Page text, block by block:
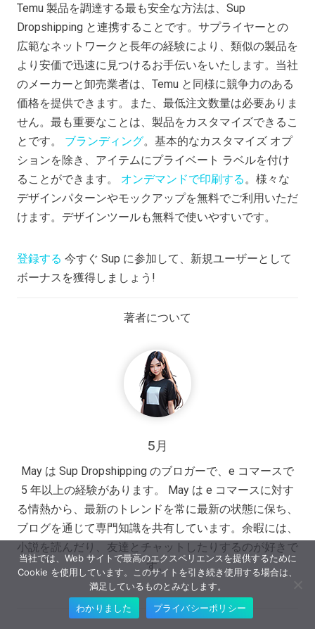
Temu 製品を調達する最も安全な方法は、Sup
Dropshipping と連携することです。サプライヤーとの
広範なネットワークと長年の経験により、類似の製品を
より安価で迅速に見つけるお手伝いをいたします。当社
のメーカーと卸売業者は、Temu と同様に競争力のある
価格を提供できます。また、最低注文数量は必要ありま
せん。最も重要なことは、製品をカスタマイズできるこ
とです。 ブランディング。基本的なカスタマイズ オプ
ションを除き、アイテムにプライベート ラベルを付け
ることができます。 オンデマンドで印刷する。様々な
デザインパターンやモックアップを無料でご利用いただ
けます。デザインツールも無料で使いやすいです。
登録する 今すぐ Sup に参加して、新規ユーザーとして
ボーナスを獲得しましょう!
著者について
5月
May は Sup Dropshipping のブロガーで、e コマースで
5 年以上の経験があります。 May は e コマースに対す
る情熱から、最新のトレンドを常に最新の状態に保ち、
ブログを通じて専門知識を共有しています。余暇には、
小説を読んだり、友達とチャットしたりするのが好きで
す。
当社では、Web サイトで最高のエクスペリエンスを提供するために
Cookie を使用しています。このサイトを引き続き使用する場合は、
満足しているものとみなします。
わかりました
プライバシーポリシー